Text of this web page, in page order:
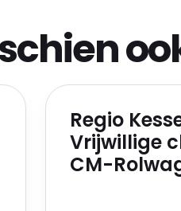
Regio
Vrijwillige
CM-